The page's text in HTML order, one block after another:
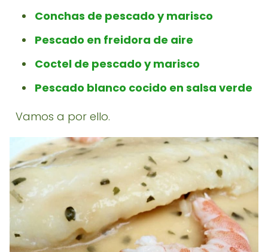
Conchas de pescado y marisco
Pescado en freidora de aire
Coctel de pescado y marisco
Pescado blanco cocido en salsa verde
Vamos a por ello.